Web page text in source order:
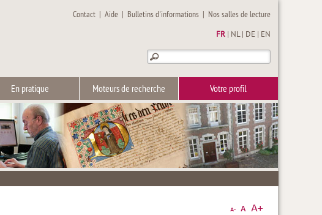
Contact |Aide | Bulletins d'informations | Nos salles de lecture
FR NL| DE EN
En pratique Moteurs de recherche Votre profil